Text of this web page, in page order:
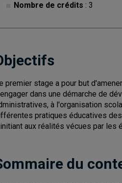
Nombre de crédits : 3
premier stage a pour but
dans une démarche de
à l'organisation
pratiques éducatives
aux réalités vécues par les
du